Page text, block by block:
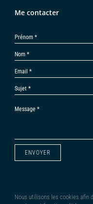
Me contacter
ENVOYER
Nous utilisons les cookies afin